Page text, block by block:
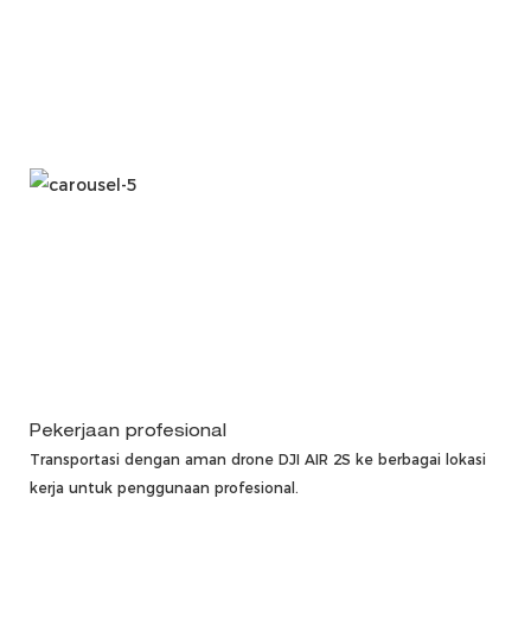
Pekerjaan profesional
Transportasi dengan aman drone DJI AIR 2S ke berbagai lokasi
kerja untuk penggunaan profesional.